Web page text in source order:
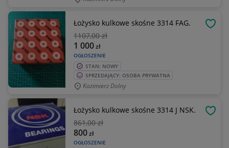
Łożysko kulkowe skośne 3314 FAG.
1107,00 zł
OGŁOSZENIE
1 000zł
STAN: NOWY
SPRZEDAJĄCY: OSOBA PRYWATNA
Kazimierz Dolny
Łożysko kulkowe skośne 3314 J NSK.
861,00 zł
OGŁOSZENIE
800zł